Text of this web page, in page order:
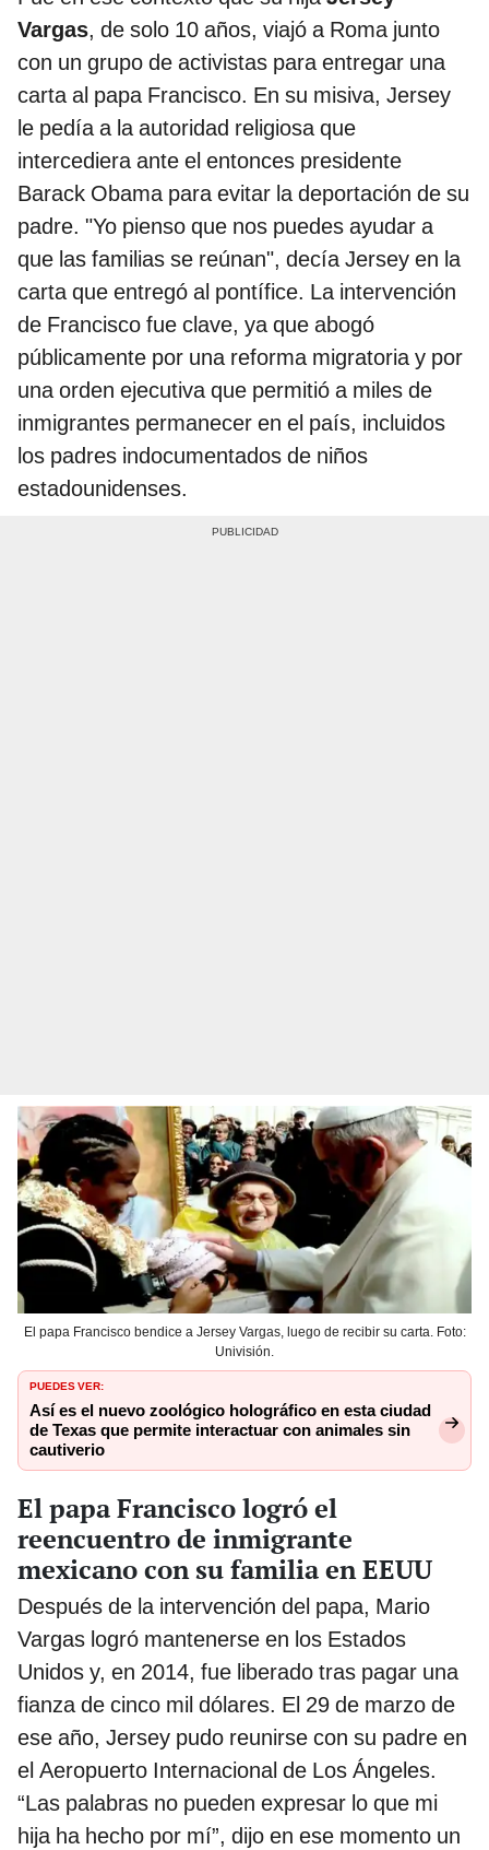
Vargas, de solo 10 años, viajó a Roma junto
con un grupo de activistas para entregar una
carta al papa Francisco. En su misiva, Jersey
le pedía a la autoridad religiosa que
intercediera ante el entonces presidente
Barack Obama para evitar la deportación de su
padre. "Yo pienso que nos puedes ayudar a
que las familias se reúnan", decía Jersey en la
carta que entregó al pontífice. La intervención
de Francisco fue clave, ya que abogó
públicamente por una reforma migratoria y por
una orden ejecutiva que permitió a miles de
inmigrantes permanecer en el país, incluidos
los padres indocumentados de niños
estadounidenses.
El papa Francisco bendice a Jersey Vargas, luego de recibir su carta. Foto:
Univisión.
PUEDES VER:
Así es el nuevo zoológico holográfico en esta ciudad
de Texas que permite interactuar con animales sin
cautiverio
El papa Francisco logró el
reencuentro de inmigrante
mexicano con su familia en EEUU
Después de la intervención del papa, Mario
Vargas logró mantenerse en los Estados
Unidos y, en 2014, fue liberado tras pagar una
fianza de cinco mil dólares. El 29 de marzo de
ese año, Jersey pudo reunirse con su padre en
el Aeropuerto Internacional de Los Ángeles.
“Las palabras no pueden expresar lo que mi
hija ha hecho por mí”, dijo en ese momento un